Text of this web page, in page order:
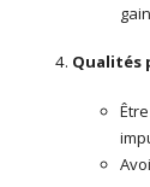
Qualités